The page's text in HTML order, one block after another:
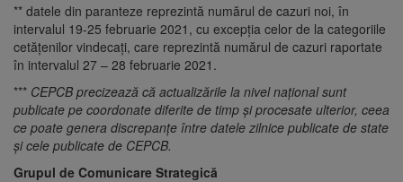
** datele din paranteze reprezintă numărul de cazuri noi, în
intervalul 19-25 februarie 2021, cu excepția celor de la categoriile
cetățenilor vindecați, care reprezintă numărul de cazuri raportate
în intervalul 27 – 28 februarie 2021.
*** CEPCB precizează că actualizările la nivel național sunt
publicate pe coordonate diferite de timp și procesate ulterior, ceea
ce poate genera discrepanțe între datele zilnice publicate de state
și cele publicate de CEPCB.
Grupul de Comunicare Strategică